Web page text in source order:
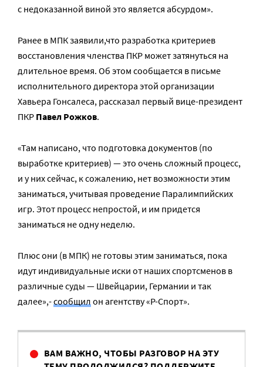
с недоказанной виной это является абсурдом».
Ранее в МПКзаявили,что разработка критериев
восстановления членства ПКР может затянуться на
длительное время. Об этом сообщается в письме
исполнительного директора этой организации
Хавьера Гонсалеса, рассказал первый вице-президент
ПКР Павел Рожков.
«Там написано, что подготовка документов (по
выработке критериев) — это очень сложный процесс,
и у них сейчас, к сожалению, нет возможности этим
заниматься, учитывая проведение Паралимпийских
игр. Этот процесс непростой, и им придется
заниматься не одну неделю.
Плюс они (в МПК) не готовы этим заниматься, пока
идут индивидуальные иски от наших спортсменов в
различные суды — Швейцарии, Германии и так
далее»,-сообщилон агентству «Р-Спорт».
ВАМ ВАЖНО, ЧТОБЫ РАЗГОВОР НА ЭТУ